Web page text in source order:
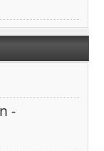
-